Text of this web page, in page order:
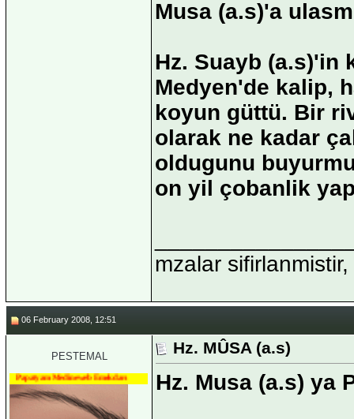
Musa (a.s)'a
Hz. Suayb (a.s)'in
Medyen'de kalip,
koyun güttü. Bir
olarak ne kadar
oldugunu
on yil çobanlik
mzalar
06 February 2008, 12:51
PESTEMAL
Papatyam Medineweb Emekdarı
Hz. MÛSA (a.s)
Hz. Musa (a.s) ya